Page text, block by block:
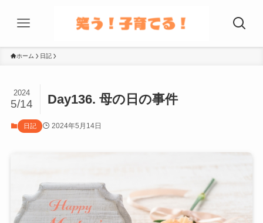
ホーム 日記
Day136. 母の日の事件
2024
5/14
日記 2024年5月14日